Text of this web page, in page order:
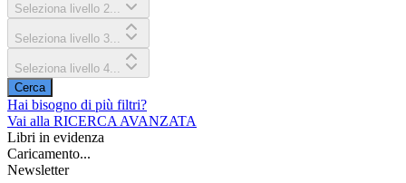
Seleziona livello 2...
Seleziona livello 3...
Seleziona livello 4...
Cerca
Hai bisogno di più filtri?
Vai alla RICERCA AVANZATA
Libri in evidenza
Caricamento...
Newsletter